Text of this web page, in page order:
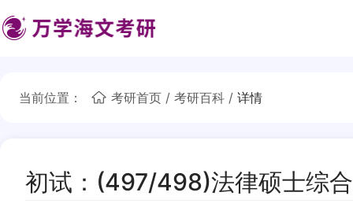
当前位置： 考研首页 / 考研百科 / 详情
初试：(497/498)法律硕士综合